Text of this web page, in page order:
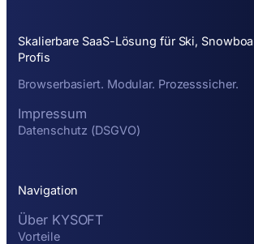
Skalierbare SaaS-Lösung für Ski,
Profis
Browserbasiert. Modular. Prozesssicher.
Impressum
Datenschutz (DSGVO)
Navigation
Über KYSOFT
Vorteile